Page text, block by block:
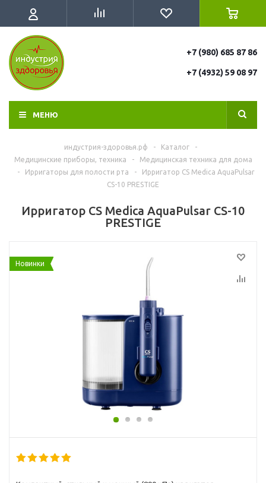
+7 (980) 685 87 86
+7 (4932) 59 08 97
МЕНЮ
индустрия-здоровья.рф - Каталог
-
Медицинские приборы, техника
-
Медицинская техника для дома
-
Ирригаторы для полости рта -
Ирригатор CS Medica AquaPulsar
CS-10 PRESTIGE
Ирригатор CS Medica AquaPulsar CS-10
PRESTIGE
Новинки